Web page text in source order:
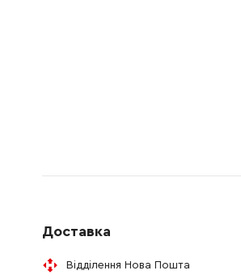
Доставка
Відділення Нова Пошта